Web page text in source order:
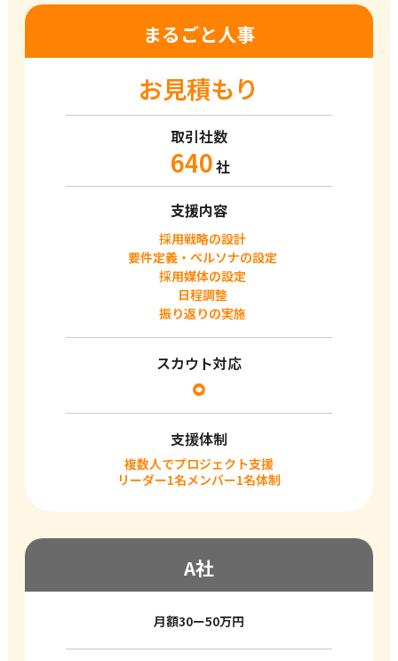
まるごと人事
お見積もり
取引社数
640社
支援内容
採用戦略の設計
要件定義・ぺルソナの設定
採用媒体の設定
日程調整
振り返りの実施
スカウト対応
⚪︎
支援体制
複数人でプロジェクト支援
リーダー1名メンバー1名体制
A社
月額30ー50万円